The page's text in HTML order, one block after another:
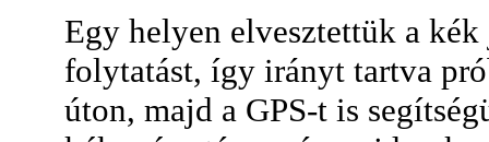
Egy helyen elvesztettük a
folytatást, így irányt tartva
úton, majd a GPS-t is